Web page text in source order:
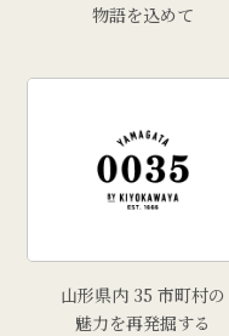
物語を込めて
山形県内 35 市町村の
魅力を再発掘する